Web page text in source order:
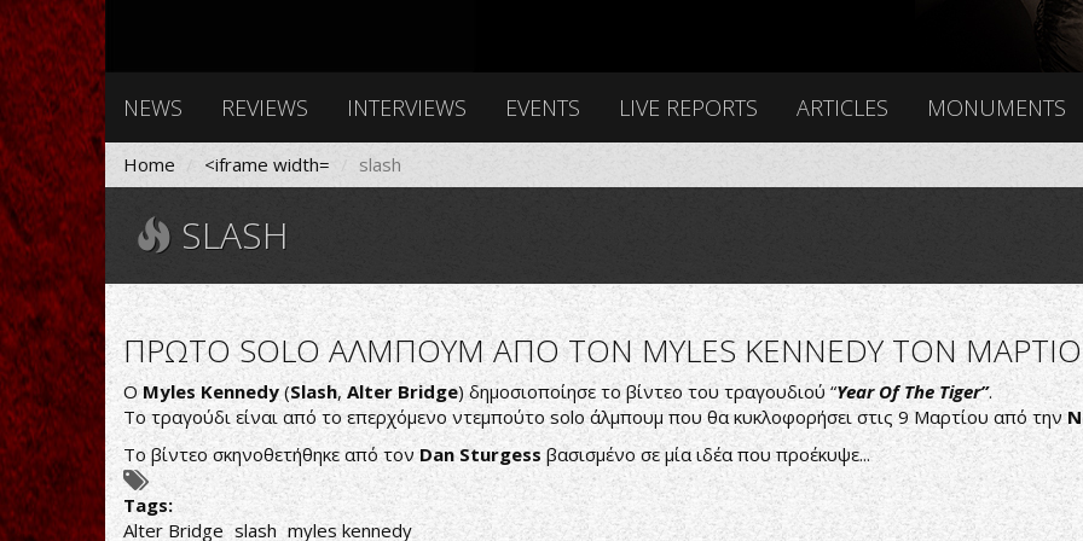
NEWS REVIEWS INTERVIEWS EVENTS LIVE REPORTS ARTICLES MONUMENTS
Home <iframe width= slash
SLASH
ΠΡΩΤΟ SOLO ΑΛΜΠΟΥΜ ΑΠΟ ΤΟΝ MYLES KENNEDY ΤΟΝ ΜΑΡΤΙΟ
OMyles Kennedy(Slash, Alter Bridge) δημοσιοποίησε το βίντεο του τραγουδιού “Year Of The Tiger”.
Το τραγούδι είναι από το επερχόμενο ντεμπούτο solo άλμπουμ που θα κυκλοφορήσει στις 9 Μαρτίου από την
Το βίντεο σκηνοθετήθηκε από τονDan Sturgessβασισμένο σε μία ιδέα που προέκυψε...
Tags:
Alter Bridge slash myles kennedy